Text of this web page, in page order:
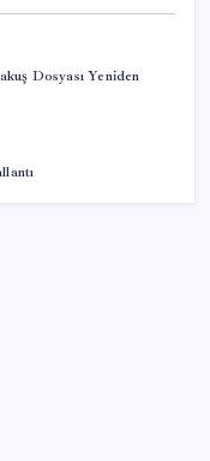
Dosyası Yeniden